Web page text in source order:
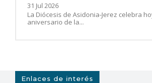
31 Jul 2026
La Diócesis de Asidonia-Jerez celebra
aniversario de la...
Enlaces de interés